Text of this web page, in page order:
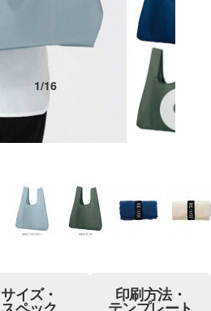
1/16
サイズ・ 印刷方法・